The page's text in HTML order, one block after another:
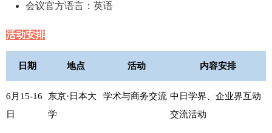
会议官方语言：英语
活动安排
日期 地点 活动 内容安排
6月15-16
日
东京·日本大
学
学术与商务交流 中日学界、企业界互动
交流活动